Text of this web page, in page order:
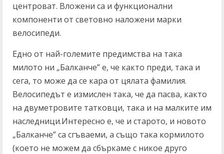
центроват. Вложени са и функционални
компоненти от световно наложени марки
велосипеди.
Едно от най-големите предимства на така
милото ни „Балканче” е, че както преди, така и
сега, то може да се кара от цялата фамилия.
Велосипедът е измислен така, че да пасва, както
на двуметровите татковци, така и на малките им
наследници.Интересно е, че и старото, и новото
„Балканче” са сгъваеми, а също така кормилото
(което не можем да сбъркаме с никое друго